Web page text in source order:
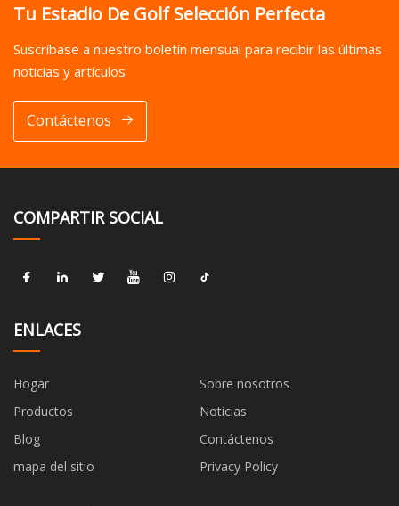
Tu Estadio De Golf Selección Perfecta
Suscríbase a nuestro boletín mensual para recibir las últimas
noticias y artículos
Contáctenos
COMPARTIR SOCIAL
ENLACES
Hogar
Sobre nosotros
Productos
Noticias
Blog
Contáctenos
mapa del sitio
Privacy Policy